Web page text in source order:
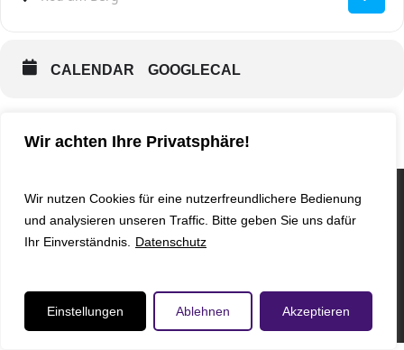
Wir achten Ihre Privatsphäre!
Wir nutzen Cookies für eine nutzerfreundlichere Bedienung
und analysieren unseren Traffic. Bitte geben Sie uns dafür
Ihr Einverständnis.
Datenschutz
Einstellungen Ablehnen Akzeptieren
CALENDAR GOOGLECAL
© 2024 KGM WEHRHEIM -KONTAKTIIMPRESSUMI
DATENSCHUTZI - Designed by